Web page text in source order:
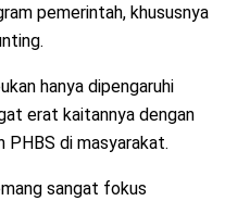
pemerintah, khususnya
hanya dipengaruhi
erat kaitannya dengan
PHBS di masyarakat.
sangat fokus